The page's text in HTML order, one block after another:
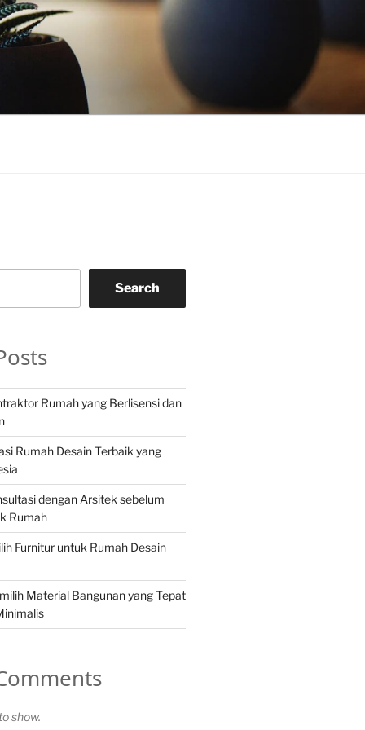
Search
Rumah yang Berlisensi dan
Rumah Desain Terbaik yang
dengan Arsitek sebelum
Rumah
Furnitur untuk Rumah Desain
Material Bangunan yang Tepat
show.